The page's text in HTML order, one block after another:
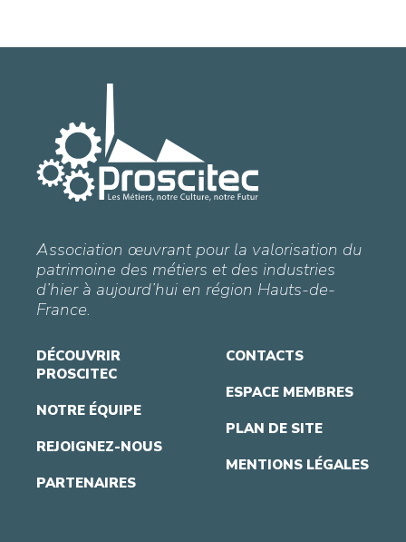
Association œuvrant pour la valorisation du
patrimoine des métiers et des industries
d’hier à aujourd’hui en région Hauts-de-
France.
DÉCOUVRIR
PROSCITEC
NOTRE ÉQUIPE
REJOIGNEZ-NOUS
PARTENAIRES
CONTACTS
ESPACE MEMBRES
PLAN DE SITE
MENTIONS LÉGALES